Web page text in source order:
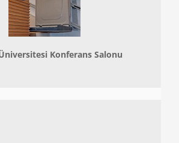
Konferans Salonu